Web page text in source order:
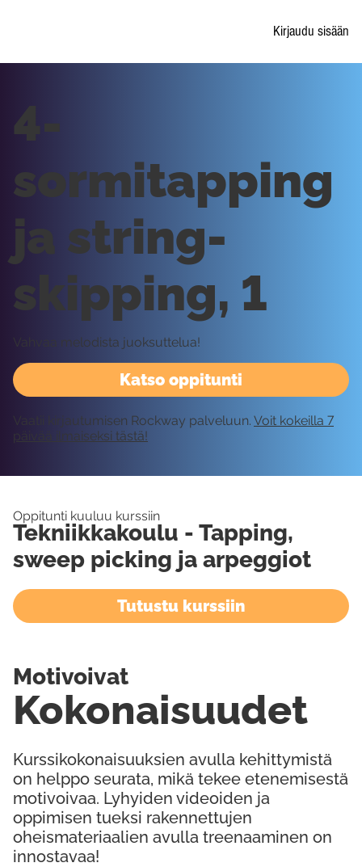
Kirjaudu sisään
Katso oppitunti
4-
sormitapping
ja string-
skipping, 1
Vahvaa melodista juoksuttelua!
Vaatii kirjautumisen Rockway palveluun. Voit kokeilla 7
päivää ilmaiseksi tästä!
Oppitunti kuuluu kurssiin
Tekniikkakoulu - Tapping,
sweep picking ja arpeggiot
Tutustu kurssiin
Kurssikokonaisuuksien avulla kehittymistä
on helppo seurata, mikä tekee etenemisestä
motivoivaa. Lyhyiden videoiden ja
oppimisen tueksi rakennettujen
oheismateriaalien avulla treenaaminen on
innostavaa!
Kokonaisuudet
Motivoivat